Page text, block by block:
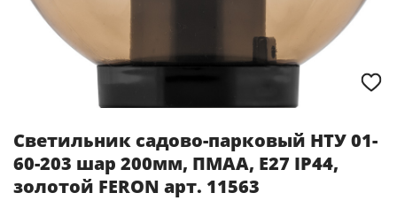
Светильник садово-парковый НТУ 01-
60-203 шар 200мм, ПМАА, E27 IP44,
золотой FERON арт. 11563